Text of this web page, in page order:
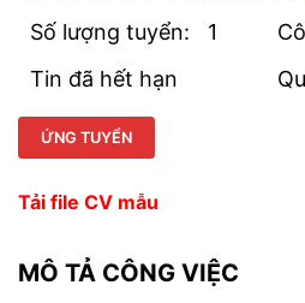
GIỚI THIỆU
Giới Thiệu Chung
Chi Nhánh
TRUNG TÂM THƯƠNG
TIN TỨC
TUYỂN DỤNG
Quy Trình Tuyển Dụng
Số lượng tuyển: 1
Tin đã hết hạn
ỨNG TUYỂN
Tải file CV mẫu
MÔ TẢ CÔNG VIỆC